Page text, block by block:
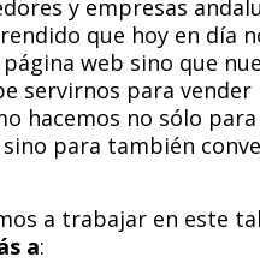
y empresas
que hoy en día
web sino que
servirnos para vender
hacemos no sólo
para también
a trabajar en este
a: